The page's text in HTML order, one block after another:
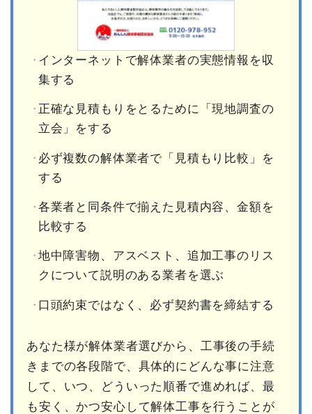
インターネットで解体業者の実態情報を収
集する
正確な見積もりをとるために「現地調査の
立会」をする
必ず複数の解体業者で「見積もり比較」を
する
各業者と同条件で揃えた見積内容、金額を
比較する
地中障害物、アスベスト、追加工事のリス
クについて説明のある業者を選ぶ
口頭約束ではなく、必ず契約書を締結する
あなた様が解体業者選びから、工事後の手続
きまでの各段階で、具体的にどんな事に注意
して、いつ、どういった順番で進めれば、最
も安く、かつ安心して解体工事を行うことが